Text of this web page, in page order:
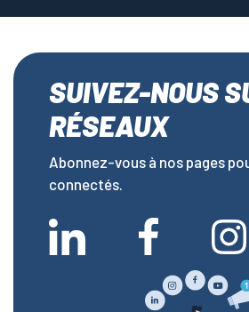
SUIVEZ-NOUS
RÉSEAUX
Abonnez-vous à nos pages
connectés.